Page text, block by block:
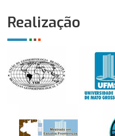
Realização